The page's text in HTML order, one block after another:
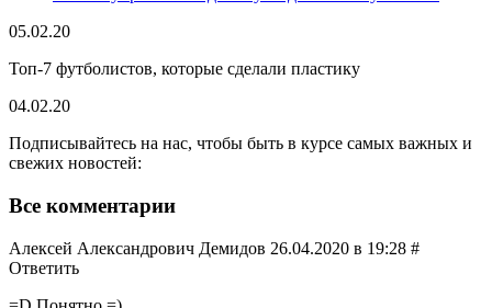
05.02.20
Топ-7 футболистов, которые сделали пластику
04.02.20
Подписывайтесь на нас, чтобы быть в курсе самых важных и
свежих новостей:
Все комментарии
Алексей Александрович Демидов 26.04.2020 в 19:28 #
Ответить